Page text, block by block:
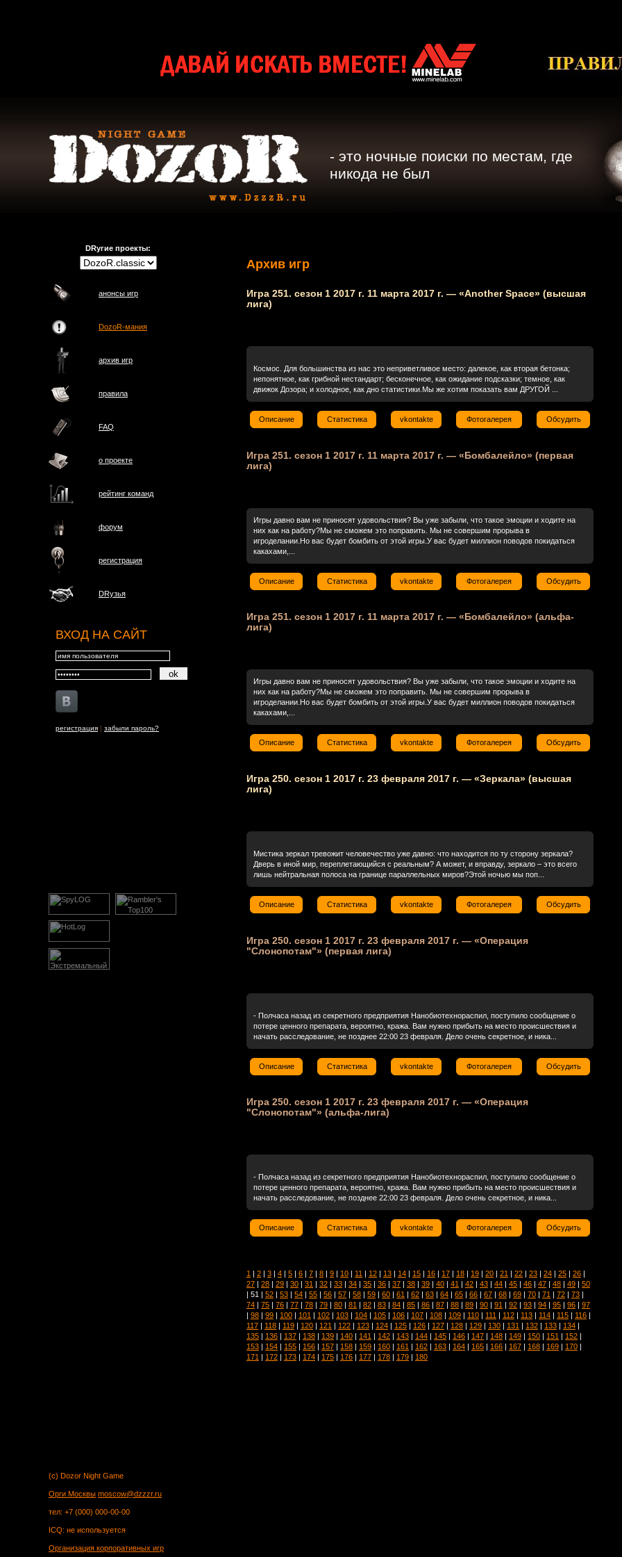
- это ночные поиски по местам, где
никода не был
DRугие проекты:
анонсы игр
DozoR-мания
архив игр
правила
FAQ
о проектe
рейтинг команд
форум
регистрация
DRузья
ВХОД НА САЙТ
регистрация | забыли пароль?
Архив игр
Игра 251. сезон 1 2017 г. 11 марта 2017 г. — «Another Space» (высшая
лига)
Космос. Для большинства из нас это неприветливое место: далекое, как вторая бетонка;
непонятное, как грибной нестандарт; бесконечное, как ожидание подсказки; темное, как
движок Дозора; и холодное, как дно статистики.Мы же хотим показать вам ДРУГОЙ ...
Описание Статистика vkontakte Фотогалерея Обсудить
Игра 251. сезон 1 2017 г. 11 марта 2017 г. — «Бомбалейло» (первая
лига)
Игры давно вам не приносят удовольствия? Вы уже забыли, что такое эмоции и ходите на
них как на работу?Мы не сможем это поправить. Мы не совершим прорыва в
игроделании.Но вас будет бомбить от этой игры.У вас будет миллион поводов покидаться
какахами,...
Описание Статистика vkontakte Фотогалерея Обсудить
Игра 251. сезон 1 2017 г. 11 марта 2017 г. — «Бомбалейло» (альфа-
лига)
Игры давно вам не приносят удовольствия? Вы уже забыли, что такое эмоции и ходите на
них как на работу?Мы не сможем это поправить. Мы не совершим прорыва в
игроделании.Но вас будет бомбить от этой игры.У вас будет миллион поводов покидаться
какахами,...
Описание Статистика vkontakte Фотогалерея Обсудить
Игра 250. сезон 1 2017 г. 23 февраля 2017 г. — «Зеркала» (высшая
лига)
Мистика зеркал тревожит человечество уже давно: что находится по ту сторону зеркала?
Дверь в иной мир, переплетающийся с реальным? А может, и вправду, зеркало – это всего
лишь нейтральная полоса на границе параллельных миров?Этой ночью мы поп...
Описание Статистика vkontakte Фотогалерея Обсудить
Игра 250. сезон 1 2017 г. 23 февраля 2017 г. — «Операция
"Слонопотам"» (первая лига)
- Полчаса назад из секретного предприятия Нанобиотехнораспил, поступило сообщение о
потере ценного препарата, вероятно, кража. Вам нужно прибыть на место происшествия и
начать расследование, не позднее 22:00 23 февраля. Дело очень секретное, и ника...
Описание Статистика vkontakte Фотогалерея Обсудить
Игра 250. сезон 1 2017 г. 23 февраля 2017 г. — «Операция
"Слонопотам"» (альфа-лига)
- Полчаса назад из секретного предприятия Нанобиотехнораспил, поступило сообщение о
потере ценного препарата, вероятно, кража. Вам нужно прибыть на место происшествия и
начать расследование, не позднее 22:00 23 февраля. Дело очень секретное, и ника...
Описание Статистика vkontakte Фотогалерея Обсудить
1 | 2 | 3 | 4 | 5 | 6 | 7 | 8 | 9 | 10 | 11 | 12 | 13 | 14 | 15 | 16 | 17 | 18 | 19 | 20 | 21 | 22 | 23 | 24 | 25 | 26 |
27 | 28 | 29 | 30 | 31 | 32 | 33 | 34 | 35 | 36 | 37 | 38 | 39 | 40 | 41 | 42 | 43 | 44 | 45 | 46 | 47 | 48 | 49 | 50
| 51 | 52 | 53 | 54 | 55 | 56 | 57 | 58 | 59 | 60 | 61 | 62 | 63 | 64 | 65 | 66 | 67 | 68 | 69 | 70 | 71 | 72 | 73 |
74 | 75 | 76 | 77 | 78 | 79 | 80 | 81 | 82 | 83 | 84 | 85 | 86 | 87 | 88 | 89 | 90 | 91 | 92 | 93 | 94 | 95 | 96 | 97
| 98 | 99 | 100 | 101 | 102 | 103 | 104 | 105 | 106 | 107 | 108 | 109 | 110 | 111 | 112 | 113 | 114 | 115 | 116 |
117 | 118 | 119 | 120 | 121 | 122 | 123 | 124 | 125 | 126 | 127 | 128 | 129 | 130 | 131 | 132 | 133 | 134 |
135 | 136 | 137 | 138 | 139 | 140 | 141 | 142 | 143 | 144 | 145 | 146 | 147 | 148 | 149 | 150 | 151 | 152 |
153 | 154 | 155 | 156 | 157 | 158 | 159 | 160 | 161 | 162 | 163 | 164 | 165 | 166 | 167 | 168 | 169 | 170 |
171 | 172 | 173 | 174 | 175 | 176 | 177 | 178 | 179 | 180
(c) Dozor Night Game
Орги Москвы moscow@dzzzr.ru
тел: +7 (000) 000-00-00
ICQ: не используется
Организация корпоративных игр